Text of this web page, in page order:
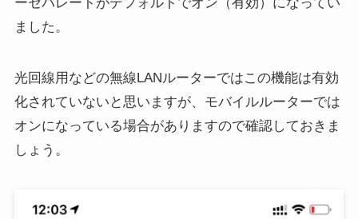
ました。
光回線用などの無線LANルーターではこの機能は有効
化されていないと思いますが、モバイルルーターでは
オンになっている場合がありますので確認しておきま
しょう。